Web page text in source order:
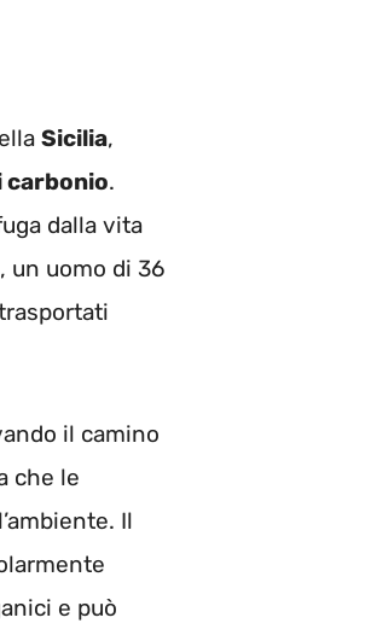
Sicilia,
carbonio.
dalla vita
un uomo di 36
il camino
che le
Il
e può